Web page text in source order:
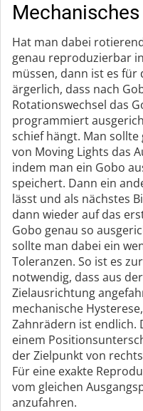
Hat man dabei
genau reproduzierbar
müssen, dann ist es
ärgerlich, dass nach
Rotationswechsel das
programmiert
schief hängt. Man
von Moving Lights das
indem man ein Gobo
speichert. Dann ein
lässt und als nächstes
dann wieder auf das
Gobo genau so
sollte man dabei ein
Toleranzen. So ist es
notwendig, dass aus
Zielausrichtung
mechanische
Zahnrädern ist endlich.
einem
der Zielpunkt von
Für eine exakte
vom gleichen
anzufahren.